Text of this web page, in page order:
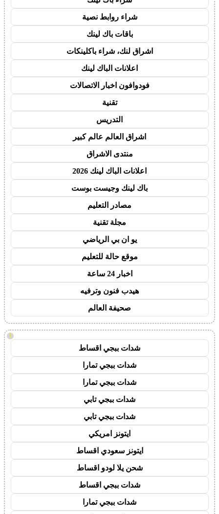
شراء روابط نصية
باقات باك لينك
اشراق لنك، شراء باكلينكات
اعلانات الباك لينك
فودوافون اخبار الاتصالات
تقنية
التدريس
اشراق العالم عالم كبير
منتدى الاشراق
اعلانات الباك لينك 2026
باك لينك وجيست بوست
مصادر التعليم
مجلة تقنية
يو ان بي الرياضي
موقع حالة للتعليم
اخبار 24 ساعة
هيدب فنون وترفيه
صحيفة العالم
!
شدات ببجي اقساط
شدات ببجي تمارا
شدات ببجي تمارا
شدات ببجي تابي
شدات ببجي تابي
ايتونز امريكي
ايتونز سعودي اقساط
شحن يلا لودو اقساط
شدات ببجي اقساط
شدات ببجي تمارا